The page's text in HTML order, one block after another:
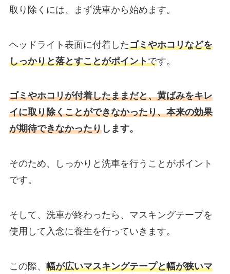
取り除くには、まず洗車から始めます。
ヘッドライト表面に付着したゴミやホコリなどを
しっかりと落とすことがポイントです。
ゴミやホコリが付着したままだと、黄ばみをキレ
イに取り除くことができなかったり、本来の効果
が期待できなかったりします。
そのため、しっかりと洗車を行うことがポイント
です。
そして、洗車が終わったら、マスキングテープを
使用して入念に養生を行っていきます。
この際、 幅が広いマスキングテープと幅が狭いマ